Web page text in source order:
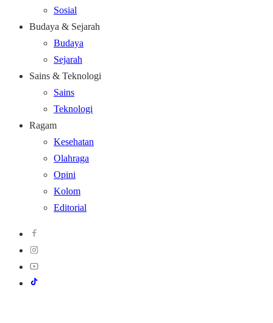
Sosial
Budaya & Sejarah
Budaya
Sejarah
Sains & Teknologi
Sains
Teknologi
Ragam
Kesehatan
Olahraga
Opini
Kolom
Editorial